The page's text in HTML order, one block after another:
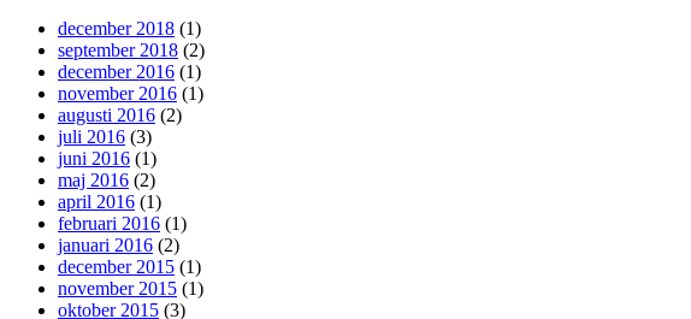
december 2018 (1)
september 2018 (2)
december 2016 (1)
november 2016 (1)
augusti 2016 (2)
juli 2016 (3)
juni 2016 (1)
maj 2016 (2)
april 2016 (1)
februari 2016 (1)
januari 2016 (2)
december 2015 (1)
november 2015 (1)
oktober 2015 (3)